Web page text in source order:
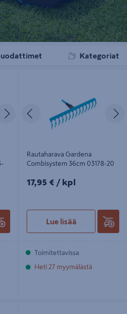
Kategoriat
SeuraavaEdellinen
Rautaharava Gardena
Combisystem 36cm 03178-20
17,95€/kpl
17,95 € / kpl
Lue lisää
Toimitettavissa
Heti 27 myymälästä